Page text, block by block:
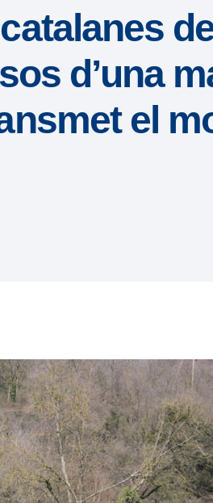
d’una
el